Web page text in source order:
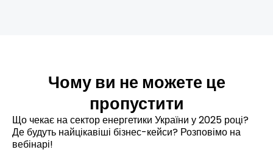
Чому ви не можете це
пропустити
Що чекає на сектор енергетики України у 2025 році?
Де будуть найцікавіші бізнес-кейси? Розповімо на
вебінарі!